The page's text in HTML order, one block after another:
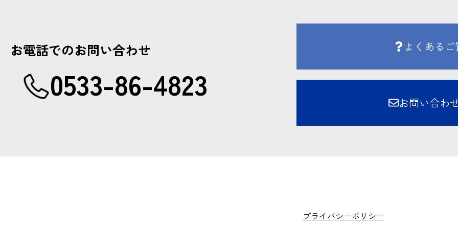
お電話でのお問い合わせ
0533-86-4823
よくあるご
お問い合わ
プライバシーポリシー